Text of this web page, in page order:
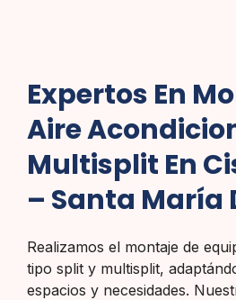
Expertos En
Aire
Multisplit En
– Santa María
Realizamos el montaje de
tipo split y multisplit,
espacios y necesidades.